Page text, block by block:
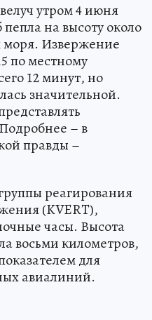
утром 4 июня
пепла на высоту около
моря. Извержение
по местному
12 минут, но
значительной.
– в
правды –
реагирования
(KVERT),
часы. Высота
восьми километров,
для
авиалиний.